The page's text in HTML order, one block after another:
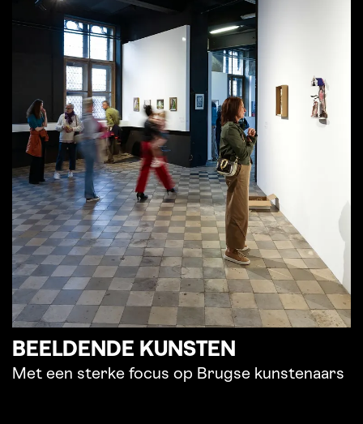
BEELDENDE KUNSTEN
Met een sterke focus op Brugse kunstenaars